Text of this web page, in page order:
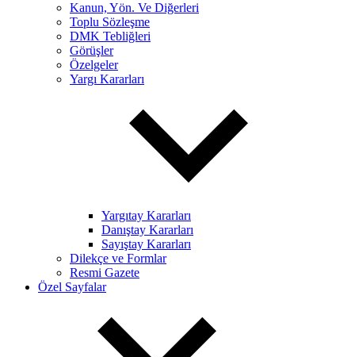
Kanun, Yön. Ve Diğerleri
Toplu Sözleşme
DMK Tebliğleri
Görüşler
Özelgeler
Yargı Kararları
Yargıtay Kararları
Danıştay Kararları
Sayıştay Kararları
Dilekçe ve Formlar
Resmi Gazete
Özel Sayfalar